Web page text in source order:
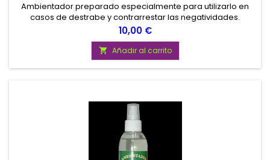
Ambientador preparado especialmente para utilizarlo en
casos de destrabe y contrarrestar las negatividades.
Contenido 200 ml.
Precio
10,00 €
 Añadir al carrito